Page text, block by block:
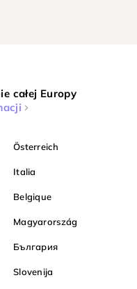
całej Europy
Österreich
Italia
Belgique
Magyarország
България
Slovenija